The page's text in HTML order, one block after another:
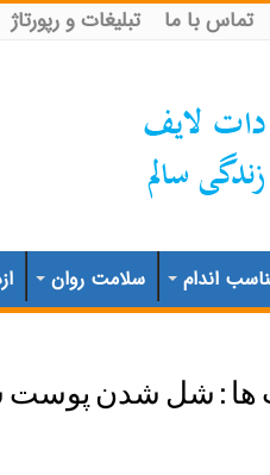
تماس با ما تبلیغات و رپورتاژ
اندام سلامت روان
: شل شدن پوست